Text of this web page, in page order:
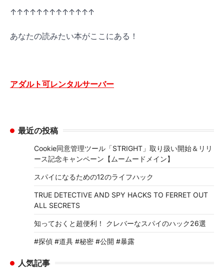
↑↑↑↑↑↑↑↑↑↑↑↑↑
あなたの読みたい本がここにある！
アダルト可レンタルサーバー
最近の投稿
Cookie同意管理ツール「STRIGHT」取り扱い開始＆リリ
ース記念キャンペーン【ムームードメイン】
スパイになるための12のライフハック
TRUE DETECTIVE AND SPY HACKS TO FERRET OUT
ALL SECRETS
知っておくと超便利！ クレバーなスパイのハック26選
#探偵 #道具 #秘密 #公開 #暴露
人気記事